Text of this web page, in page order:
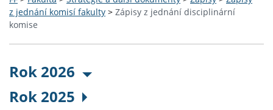
z jednání komisí fakulty > Zápisy z jednání disciplinární
komise​
Rok 2026
Rok 2025